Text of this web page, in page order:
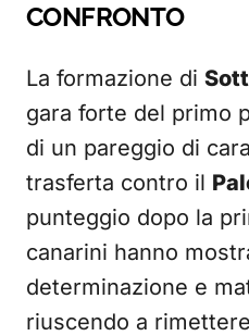
CONFRONTO
La formazione di
gara forte del primo
di un pareggio di
trasferta contro il
punteggio dopo la
canarini hanno
determinazione e
riuscendo a